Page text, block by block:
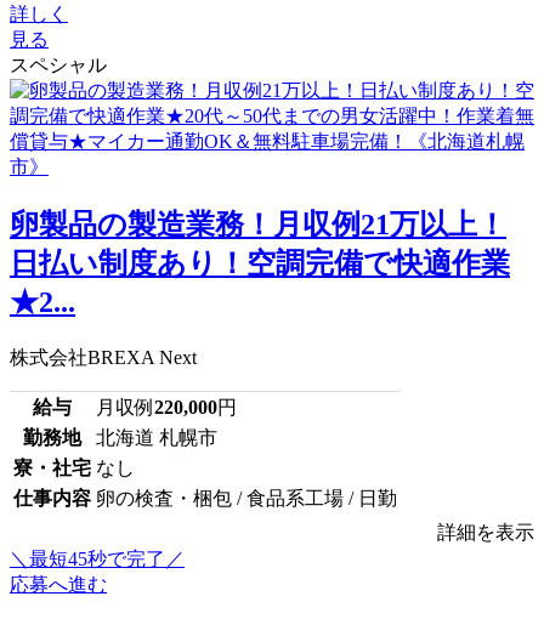
詳しく
見る
スペシャル
卵製品の製造業務！月収例21万以上！
日払い制度あり！空調完備で快適作業
★2...
株式会社BREXA Next
給与 月収例 220,000円
勤務地
北海道 札幌市
寮・社宅 なし
仕事内容 卵の検査・梱包 / 食品系工場 / 日勤
詳細を表示
＼最短45秒で完了／
応募へ進む